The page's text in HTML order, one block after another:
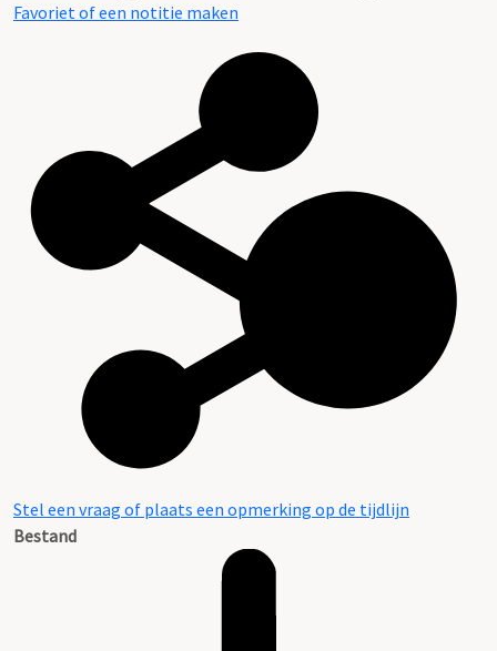
Favoriet of een notitie maken
Stel een vraag of plaats een opmerking op de tijdlijn
Bestand